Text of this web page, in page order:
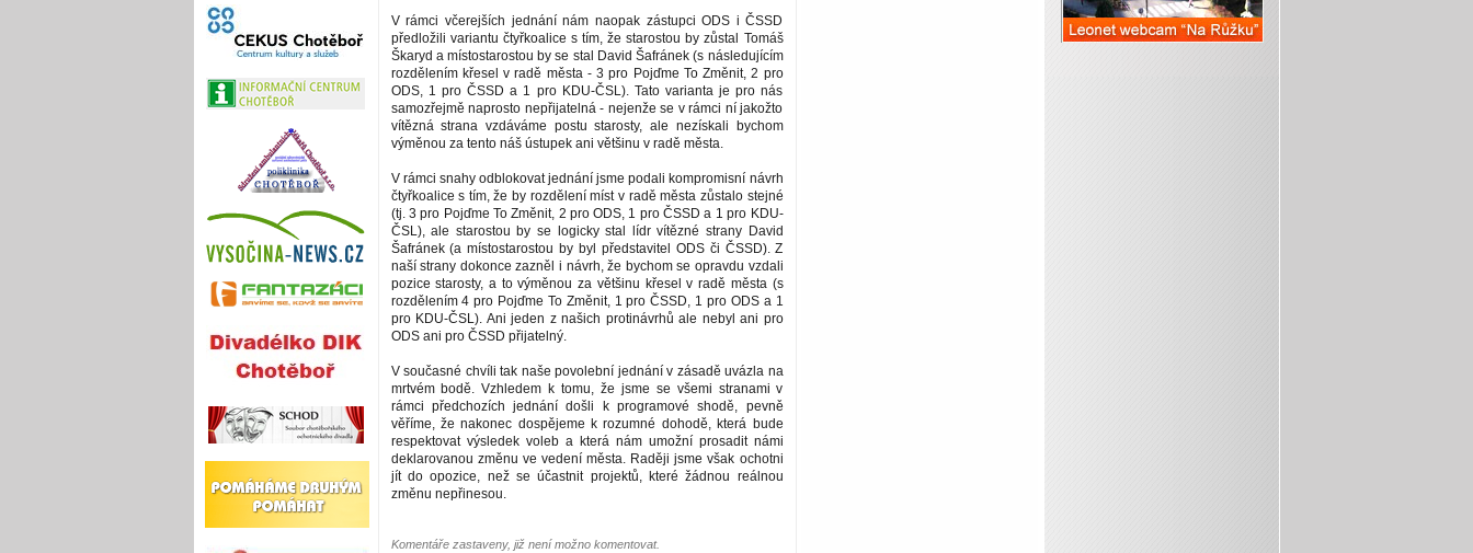
V rámci včerejších jednání nám naopak zástupci ODS i ČSSD
předložili variantu čtyřkoalice s tím, že starostou by zůstal Tomáš
Škaryd a místostarostou by se stal David Šafránek (s následujícím
rozdělením křesel v radě města - 3 pro Pojďme To Změnit, 2 pro
ODS, 1 pro ČSSD a 1 pro KDU-ČSL). Tato varianta je pro nás
samozřejmě naprosto nepřijatelná - nejenže se v rámci ní jakožto
vítězná strana vzdáváme postu starosty, ale nezískali bychom
výměnou za tento náš ústupek ani většinu v radě města.
V rámci snahy odblokovat jednání jsme podali kompromisní návrh
čtyřkoalice s tím, že by rozdělení míst v radě města zůstalo stejné
(tj. 3 pro Pojďme To Změnit, 2 pro ODS, 1 pro ČSSD a 1 pro KDU-
ČSL), ale starostou by se logicky stal lídr vítězné strany David
Šafránek (a místostarostou by byl představitel ODS či ČSSD). Z
naší strany dokonce zazněl i návrh, že bychom se opravdu vzdali
pozice starosty, a to výměnou za většinu křesel v radě města (s
rozdělením 4 pro Pojďme To Změnit, 1 pro ČSSD, 1 pro ODS a 1
pro KDU-ČSL). Ani jeden z našich protinávrhů ale nebyl ani pro
ODS ani pro ČSSD přijatelný.
V současné chvíli tak naše povolební jednání v zásadě uvázla na
mrtvém bodě. Vzhledem k tomu, že jsme se všemi stranami v
rámci předchozích jednání došli k programové shodě, pevně
věříme, že nakonec dospějeme k rozumné dohodě, která bude
respektovat výsledek voleb a která nám umožní prosadit námi
deklarovanou změnu ve vedení města. Raději jsme však ochotni
jít do opozice, než se účastnit projektů, které žádnou reálnou
změnu nepřinesou.
Komentáře zastaveny, již není možno komentovat.